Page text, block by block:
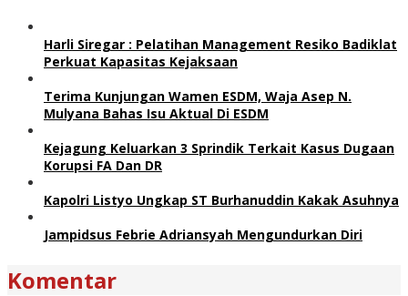
Harli Siregar : Pelatihan Management Resiko Badiklat
Perkuat Kapasitas Kejaksaan
Terima Kunjungan Wamen ESDM, Waja Asep N.
Mulyana Bahas Isu Aktual Di ESDM
Kejagung Keluarkan 3 Sprindik Terkait Kasus Dugaan
Korupsi FA Dan DR
Kapolri Listyo Ungkap ST Burhanuddin Kakak Asuhnya
Jampidsus Febrie Adriansyah Mengundurkan Diri
Komentar